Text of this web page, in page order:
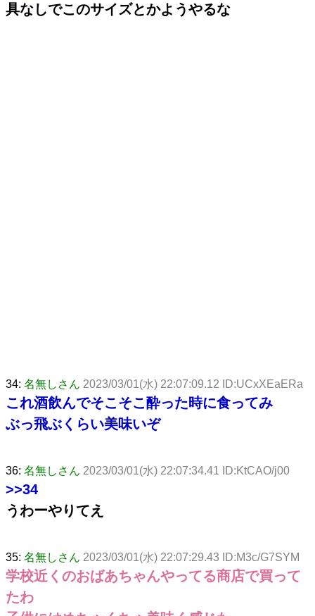
具なしでこのサイズとかようやるな
34: 名無しさん 2023/03/01(水) 22:07:09.12 ID:UCxXEaERa
これ酒飲んでそこそこ酔った時に食ってみ
ぶっ飛ぶくらい美味いぞ
36: 名無しさん 2023/03/01(水) 22:07:34.41 ID:KtCAO/j00
>>34
うわーやりてえ
35: 名無しさん 2023/03/01(水) 22:07:29.43 ID:M3c/G7SYM
学校近くのおばあちゃんやってる商店で買って
たわ